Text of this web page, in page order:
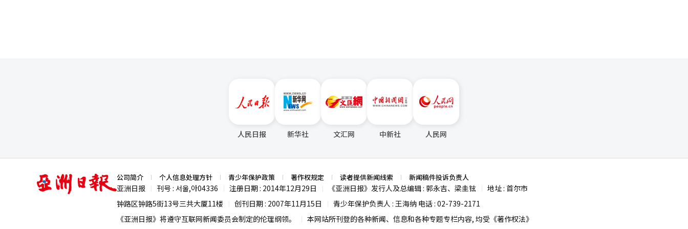
人民日报 新华社 文汇网 中新社 人民网
亚
洲
日
公司简介 个人信息处理方针 青少年保护政策 著作权规定 读者提供新闻线索 新闻稿件投诉负责人
亚洲日报 刊号 : 서울,아04336 注册日期 : 2014年12月29日 《亚洲日报》发行人及总编辑 : 郭永吉、梁圭铉
地址 : 首尔市
钟路区钟路5街13号三共大厦11楼
创刊日期 : 2007年11月15日
青少年保护负责人 : 王海纳 电话 : 02-739-2171
《亚洲日报》将遵守互联网新闻委员会制定的伦理纲领。
本网站所刊登的各种新闻、信息和各种专题专栏内容, 均受《著作权法》